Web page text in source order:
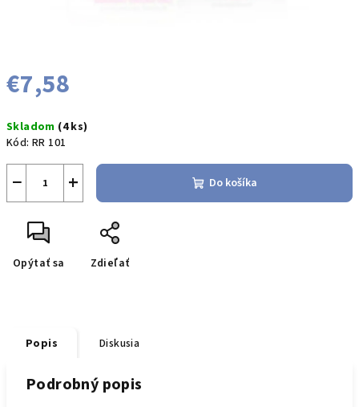
€7,58
cena:
Skladom (4 ks)
Kód: RR 101
+
− Do košíka
Opýtať sa Zdieľať
Popis Diskusia
Podrobný popis